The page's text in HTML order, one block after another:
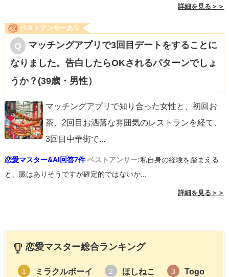
詳細を見る＞＞
ベストアンサーあり
マッチングアプリで3回目デートをすることに
なりました。告白したらOKされるパターンでしょ
うか？(39歳・男性）
マッチングアプリで知り合った女性と、初回お
茶、2回目お洒落な雰囲気のレストランを経て、
3回目中華街で...
恋愛マスター&AI回答7件 ベストアンサー:私自身の経験を踏まえる
と、脈はありそうですが確定的ではないか...
詳細を見る＞＞
恋愛マスター総合ランキング
1 ミラクルボーイ 2 ほしねこ 3 Togo